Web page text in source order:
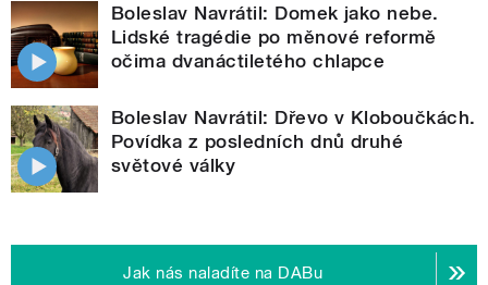
Boleslav Navrátil: Domek jako nebe.
Lidské tragédie po měnové reformě
očima dvanáctiletého chlapce
Boleslav Navrátil: Dřevo v Kloboučkách.
Povídka z posledních dnů druhé
světové války
Jak nás naladíte na DABu